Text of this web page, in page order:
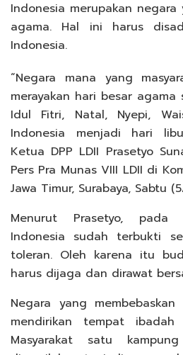
Indonesia merupakan
agama. Hal ini harus
Indonesia.
“Negara mana yang
merayakan hari besar agama
Idul Fitri, Natal, Nyepi,
Indonesia menjadi hari
Ketua DPP LDII Prasetyo
Pers Pra Munas VIII LDII di
Jawa Timur, Surabaya, Sabtu
Menurut Prasetyo, pada
Indonesia sudah terbukti
toleran. Oleh karena itu
harus dijaga dan dirawat
Negara yang membebaskan
mendirikan tempat
Masyarakat satu